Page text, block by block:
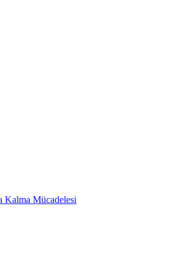
Kalma Mücadelesi